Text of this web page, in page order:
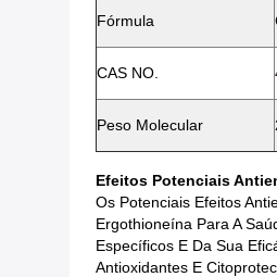
Fórmula
CAS NO.
Peso Molecular
Efeitos Potenciais
Os Potenciais Efeitos
Ergothioneína Para A
Específicos E Da Sua
Antioxidantes E